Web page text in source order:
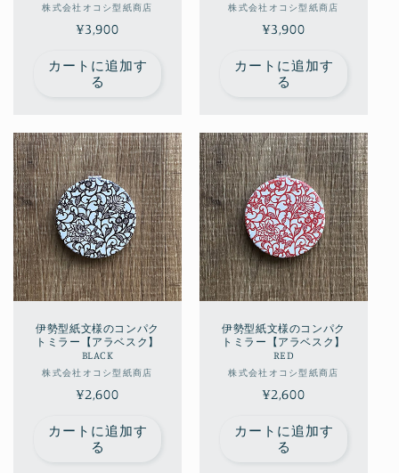
販
売
株式会社オコシ型紙商店
通
価
¥3,900
カートに追加す
る
販
売
株式会社オコシ型紙商店
通
価
¥3,900
カートに追加す
る
伊勢型紙文様のコンパク
トミラー【アラベスク】
BLACK
販
売
株式会社オコシ型紙商店
通
価
¥2,600
カートに追加す
る
伊勢型紙文様のコンパク
トミラー【アラベスク】
RED
販
売
株式会社オコシ型紙商店
通
価
¥2,600
カートに追加す
る